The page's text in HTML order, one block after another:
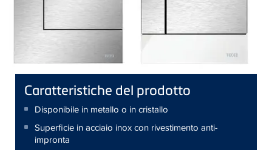
Caratteristiche del prodotto
Disponibile in metallo o in cristallo
Superficie in acciaio inox con rivestimento anti-
impronta